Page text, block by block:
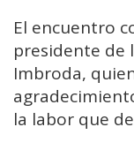
El encuentro
presidente de
Imbroda,
la labor que